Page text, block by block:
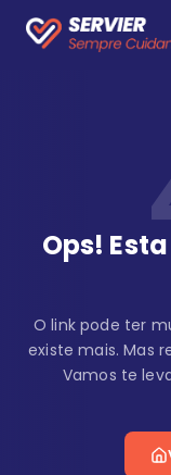
Ops!
O link pode ter
existe mais. Mas
Vamos te